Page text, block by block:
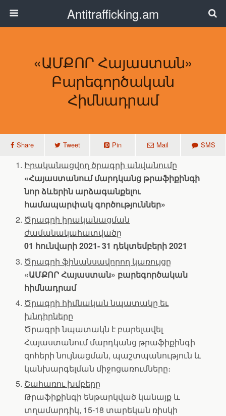
Antitrafficking.am
«ԱՄՔՈՐ Հայաստան»
Բարեգործական
Հիմնադրամ
Share Tweet Pin Mail SMS
Իրականացվող ծրագրի անվանումը
«Հայաստանում մարդկանց թրաֆիքինգի
նոր ձևերին արձագանքելու
համապարփակ գործություններ»
Ծրագրի իրականացման
ժամանակահատվածը
01 հունվարի 2021- 31 դեկտեմբերի 2021
Ծրագրի ֆինանսավորող կառույցը
«ԱՄՔՈՐ Հայաստան» բարեգործական
հիմնադրամ
Ծրագրի հիմնական նպատակը եւ
խնդիրները
Ծրագրի նպատակն է բարելավել
Հայաստանում մարդկանց թրաֆիքինգի
զոհերի նույնացման, պաշտպանություն և
կանխարգելման միջոցառումները։
Շահառու խմբերը
Թրաֆիքինգի ենթարկված կանայք և
տղամարդիկ, 15-18 տարեկան ռիսկի